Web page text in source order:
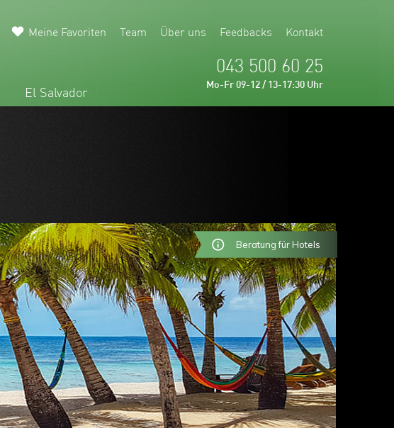
El Salvador
Meine Favoriten Team Über uns Feedbacks Kontakt
043 500 60 25
Mo-Fr 09-12 / 13-17:30 Uhr
Beratung für Hotels